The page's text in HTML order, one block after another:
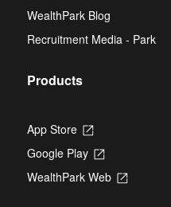
new
tab
WealthPark Blog
Recruitment Media - Park
Products
App Store
Opens
a
new
tab
Google Play
Opens
a
WealthPark Web
Opens